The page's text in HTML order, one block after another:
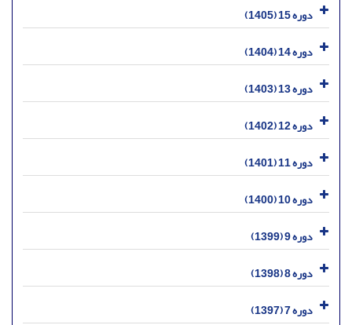
دوره 15 (1405)
دوره 14 (1404)
دوره 13 (1403)
دوره 12 (1402)
دوره 11 (1401)
دوره 10 (1400)
دوره 9 (1399)
دوره 8 (1398)
دوره 7 (1397)